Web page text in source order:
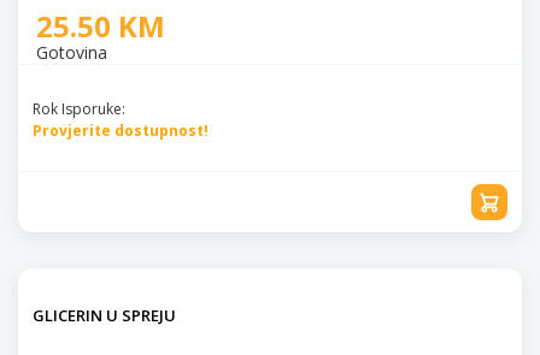
25.50 KM
Gotovina
Rok Isporuke:
Provjerite dostupnost!
GLICERIN U SPREJU